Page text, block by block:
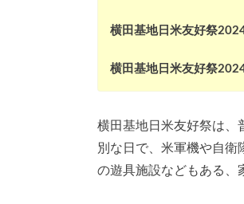
横田基地日米友好祭
横田基地日米友好祭
横田基地日米友好祭は、
別な日で、米軍機や自衛
の遊具施設などもある、